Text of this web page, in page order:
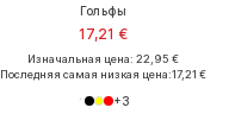
Гольфы
17,21 €
Изначальная цена: 22,95 €
Последняя самая низкая цена:17,21 €
+3